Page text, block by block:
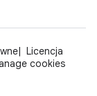
Licencja
cookies